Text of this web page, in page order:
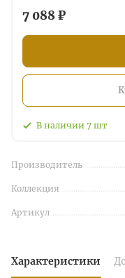
7 088 ₽
В наличии 7 шт
Производитель
Коллекция
Артикул
Характеристики